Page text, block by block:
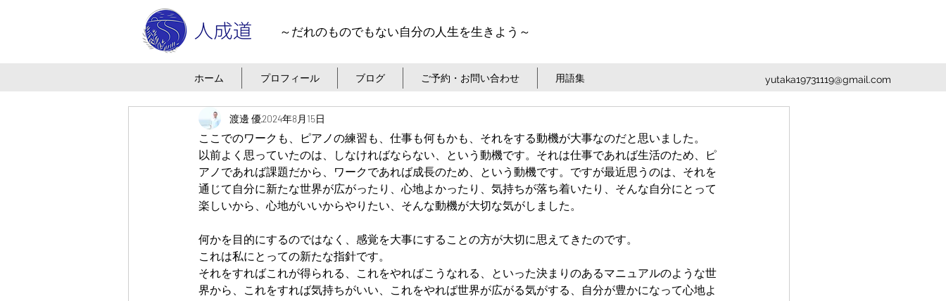
～だれのものでもない自分の人生を生きよう～
ホーム プロフィール ブログ ご予約・お問い合わせ 用語集 yutaka19731119@gmail.com
渡邊 優2024年8月15日
ここでのワークも、ピアノの練習も、仕事も何もかも、それをする動機が大事なのだと思いました。
以前よく思っていたのは、しなければならない、という動機です。それは仕事であれば生活のため、ピ
アノであれば課題だから、ワークであれば成長のため、という動機です。ですが最近思うのは、それを
通じて自分に新たな世界が広がったり、心地よかったり、気持ちが落ち着いたり、そんな自分にとって
楽しいから、心地がいいからやりたい、そんな動機が大切な気がしました。
何かを目的にするのではなく、感覚を大事にすることの方が大切に思えてきたのです。
これは私にとっての新たな指針です。
それをすればこれが得られる、これをやればこうなれる、といった決まりのあるマニュアルのような世
界から、これをすれば気持ちがいい、これをやれば世界が広がる気がする、自分が豊かになって心地よ